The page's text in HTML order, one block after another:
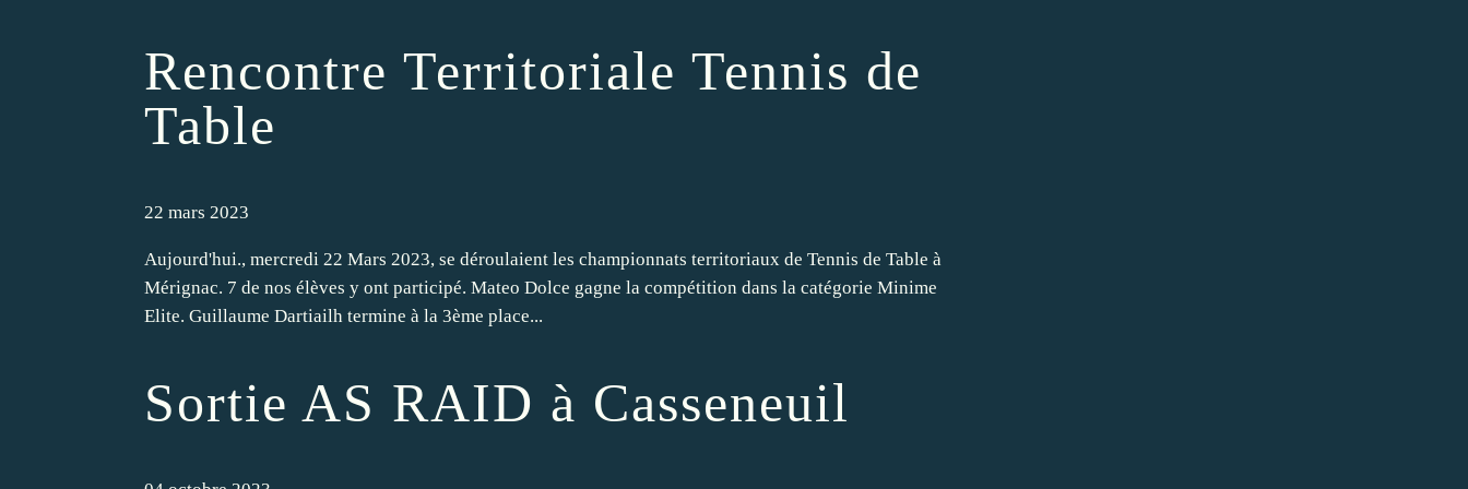
Rencontre Territoriale Tennis de
Table
22 mars 2023
Aujourd'hui., mercredi 22 Mars 2023, se déroulaient les championnats territoriaux de Tennis de Table à
Mérignac. 7 de nos élèves y ont participé. Mateo Dolce gagne la compétition dans la catégorie Minime
Elite. Guillaume Dartiailh termine à la 3ème place...
Sortie AS RAID à Casseneuil